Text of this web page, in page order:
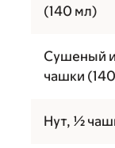
(140 мл)
Сушеный
чашки
Нут, ½